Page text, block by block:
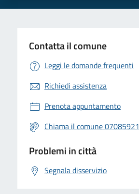
Contatta il comune
Leggi le domande frequenti
Richiedi assistenza
Prenota appuntamento
Chiama il comune 07085921
Problemi in città
Segnala disservizio